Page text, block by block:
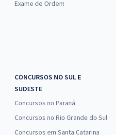
Exame de Ordem
CONCURSOS NO SUL E
SUDESTE
Concursos no Paraná
Concursos no Rio Grande do Sul
Concursos em Santa Catarina